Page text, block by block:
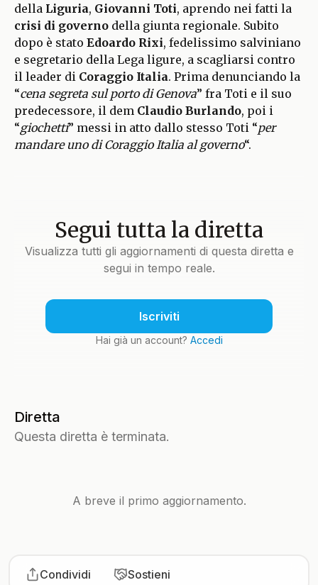
della Liguria, Giovanni Toti, aprendo nei fatti la
crisi di governo della giunta regionale. Subito
dopo è stato Edoardo Rixi, fedelissimo salviniano
e segretario della Lega ligure, a scagliarsi contro
il leader di Coraggio Italia. Prima denunciando la
“cena segreta sul porto di Genova” fra Toti e il suo
predecessore, il dem Claudio Burlando, poi i
“giochetti” messi in atto dallo stesso Toti “per
mandare uno di Coraggio Italia al governo“.
Segui tutta la diretta
Visualizza tutti gli aggiornamenti di questa diretta e
segui in tempo reale.
Iscriviti
Hai già un account? Accedi
Diretta
Questa diretta è terminata.
A breve il primo aggiornamento.
Condividi Sostieni